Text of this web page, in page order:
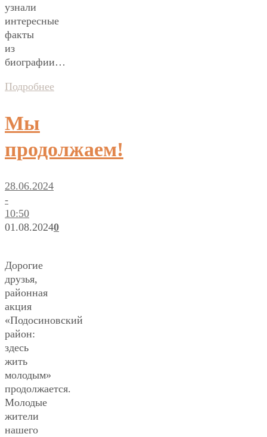
узнали
интересные
факты
из
биографии…
Подробнее
Мы
продолжаем!
28.06.2024
-
10:50
01.08.20240
Дорогие
друзья,
районная
акция
«Подосиновский
район:
здесь
жить
молодым»
продолжается.
Молодые
жители
нашего